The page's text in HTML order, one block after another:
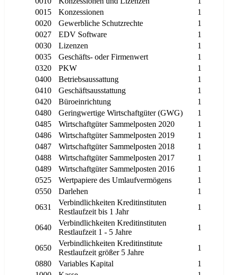
0015
Konzessionen
1
0020
Gewerbliche Schutzrechte
1
0027
EDV Software
1
0030
Lizenzen
1
0035
Geschäfts- oder Firmenwert
1
0320
PKW
1
0400
Betriebsaussattung
1
0410
Geschäftsausstattung
1
0420
Büroeinrichtung
1
0480
Geringwertige Wirtschaftgüter (GWG)
1
0485
Wirtschaftgüter Sammelposten 2020
1
0486
Wirtschaftgüter Sammelposten 2019
1
0487
Wirtschaftgüter Sammelposten 2018
1
0488
Wirtschaftgüter Sammelposten 2017
1
0489
Wirtschaftgüter Sammelposten 2016
1
0525
Wertpapiere des Umlaufvermögens
1
0550
Darlehen
1
0631
Verbindlichkeiten Kreditinstituten
Restlaufzeit bis 1 Jahr
1
0640
Verbindlichkeiten Kreditinstituten
Restlaufzeit 1 - 5 Jahre
1
0650
Verbindlichkeiten Kreditinstitute
Restlaufzeit größer 5 Jahre
1
0880
Variables Kapital
1